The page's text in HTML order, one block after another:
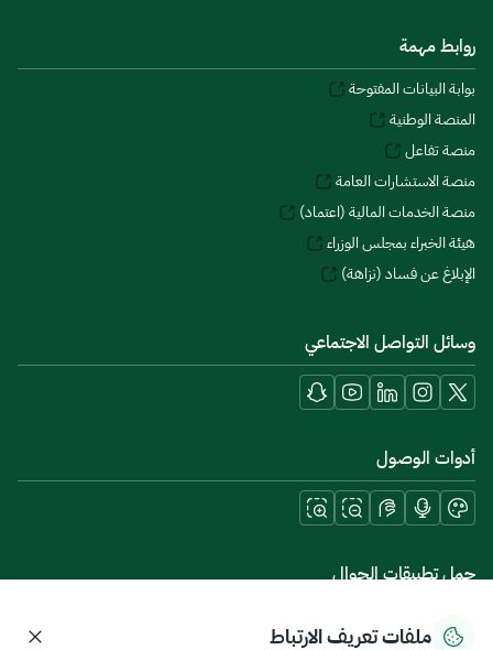
روابط مهمة
بوابة البيانات المفتوحة
المنصة الوطنية
منصة تفاعل
منصة الاستشارات العامة
منصة الخدمات المالية (اعتماد)
هيئة الخبراء بمجلس الوزراء
الإبلاغ عن فساد (نزاهة)
وسائل التواصل الاجتماعي
أدوات الوصول
حمل تطبيقات الجوال
ملفات تعريف الارتباط